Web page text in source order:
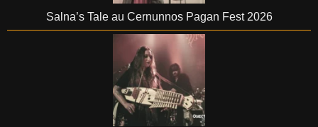
Salna’s Tale au Cernunnos Pagan Fest 2026